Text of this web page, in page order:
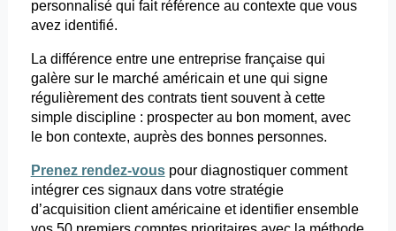
personnalisé qui fait référence au contexte que vous
avez identifié.
La différence entre une entreprise française qui
galère sur le marché américain et une qui signe
régulièrement des contrats tient souvent à cette
simple discipline : prospecter au bon moment, avec
le bon contexte, auprès des bonnes personnes.
Prenez rendez-vous pourdiagnostiquer comment
intégrer ces signaux dans votre stratégie
d’acquisition client américaine et identifier ensemble